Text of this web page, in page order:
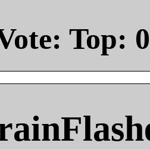
Top: 0